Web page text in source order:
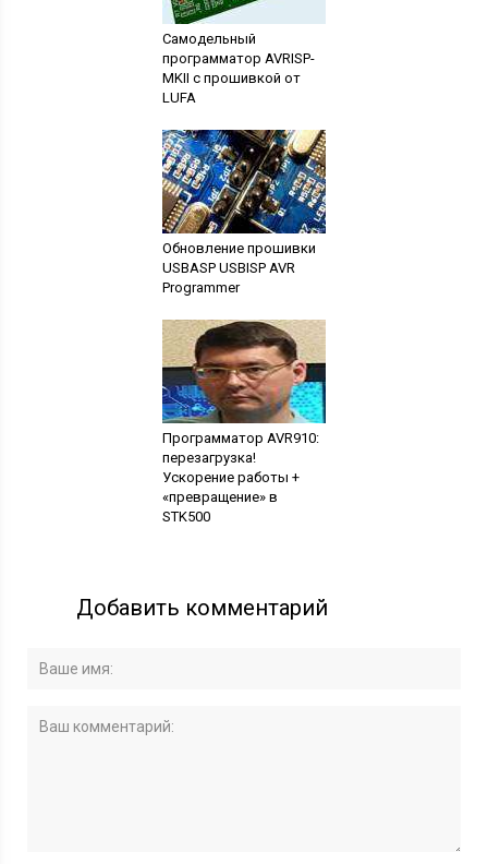
Самодельный
программатор AVRISP-
MKII с прошивкой от
LUFA
Обновление прошивки
USBASP USBISP AVR
Programmer
Программатор AVR910:
перезагрузка!
Ускорение работы +
«превращение» в
STK500
Добавить комментарий